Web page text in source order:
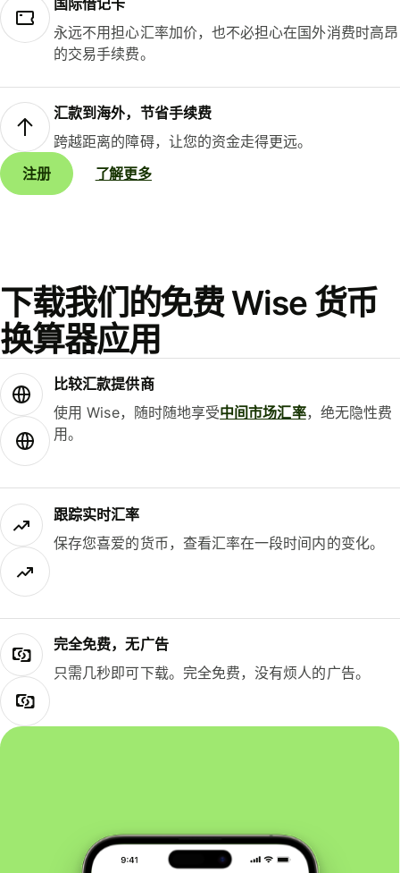
国际借记卡
永远不用担心汇率加价，也不必担心在国外消费时高昂
的交易手续费。
汇款到海外，节省手续费
跨越距离的障碍，让您的资金走得更远。
注册
了解更多
下载我们的免费 Wise 货币
换算器应用
比较汇款提供商
使用 Wise，随时随地享受中间市场汇率，绝无隐性费
用。
跟踪实时汇率
保存您喜爱的货币，查看汇率在一段时间内的变化。
完全免费，无广告
只需几秒即可下载。完全免费，没有烦人的广告。